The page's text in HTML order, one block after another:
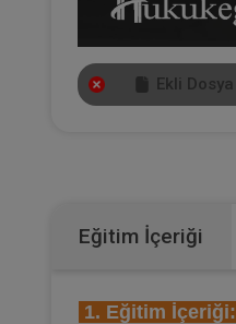
Ekli Dosya
Eğitim İçeriği
1. Eğitim İçeriği: